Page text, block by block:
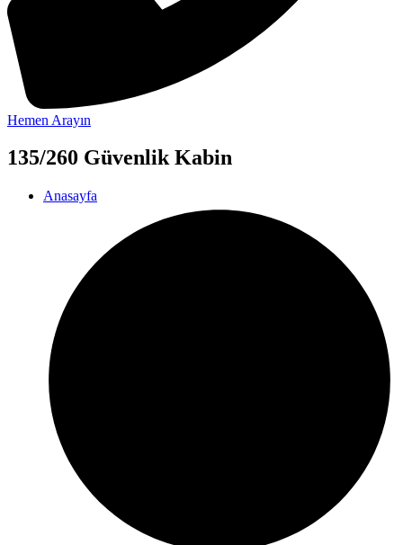
Hemen Arayın
135/260 Güvenlik Kabin
Anasayfa